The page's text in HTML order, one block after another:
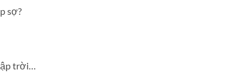
sợ?
trời…